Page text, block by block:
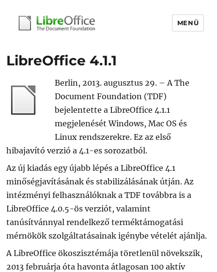
MENÜ
LibreOffice 4.1.1
Berlin, 2013. augusztus 29. – A The
Document Foundation (TDF)
bejelentette a LibreOffice 4.1.1
megjelenését Windows, Mac OS és
Linux rendszerekre. Ez az első
hibajavító verzió a 4.1-es sorozatból.
Az új kiadás egy újabb lépés a LibreOffice 4.1
minőségjavításának és stabilizálásának útján. Az
intézményi felhasználóknak a TDF továbbra is a
LibreOffice 4.0.5-ös verziót, valamint
tanúsítvánnyal rendelkező terméktámogatási
mérnökök szolgáltatásainak igénybe vételét ajánlja.
A LibreOffice ökoszisztémája töretlenül növekszik,
2013 februárja óta havonta átlagosan 100 aktív